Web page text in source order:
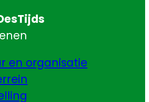
en organisatie